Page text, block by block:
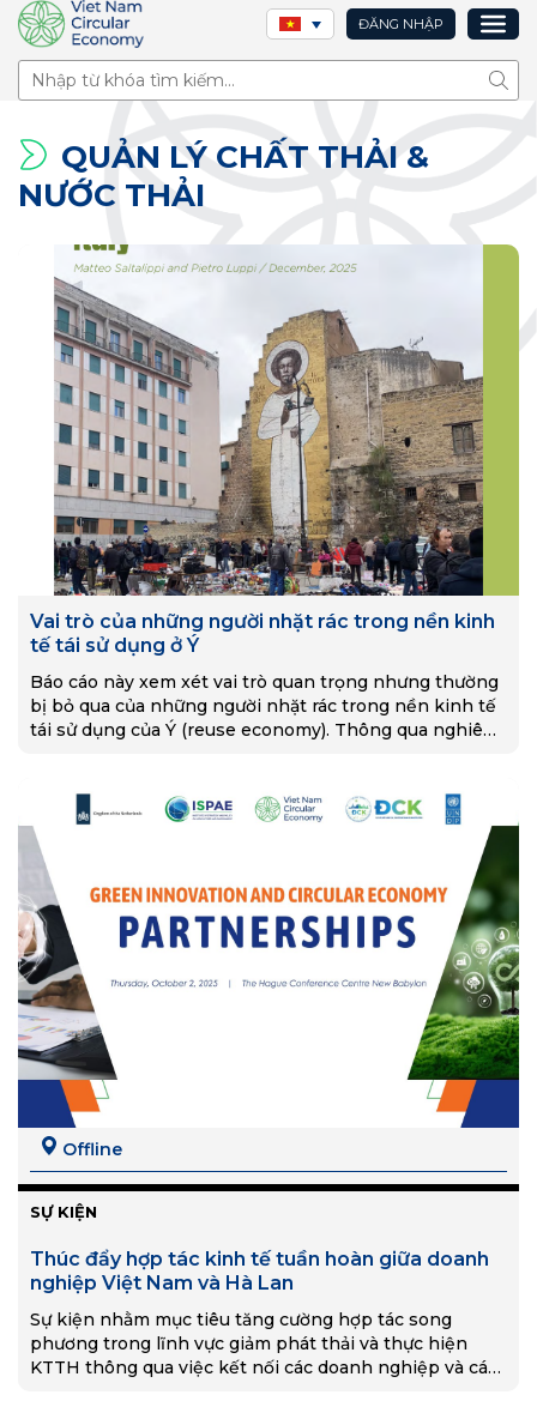
ĐĂNG NHẬP
Tìm
QUẢN LÝ CHẤT THẢI &
NƯỚC THẢI
Vai trò của những người nhặt rác trong nền kinh
tế tái sử dụng ở Ý
Báo cáo này xem xét vai trò quan trọng nhưng thường
bị bỏ qua của những người nhặt rác trong nền kinh tế
tái sử dụng của Ý (reuse economy). Thông qua nghiên
Offline
SỰ KIỆN
Thúc đẩy hợp tác kinh tế tuần hoàn giữa doanh
nghiệp Việt Nam và Hà Lan
Sự kiện nhằm mục tiêu tăng cường hợp tác song
phương trong lĩnh vực giảm phát thải và thực hiện
KTTH thông qua việc kết nối các doanh nghiệp và các